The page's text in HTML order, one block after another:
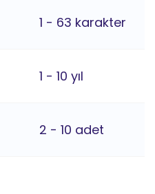
1 - 63 karakter
1 - 10 yıl
2 - 10 adet